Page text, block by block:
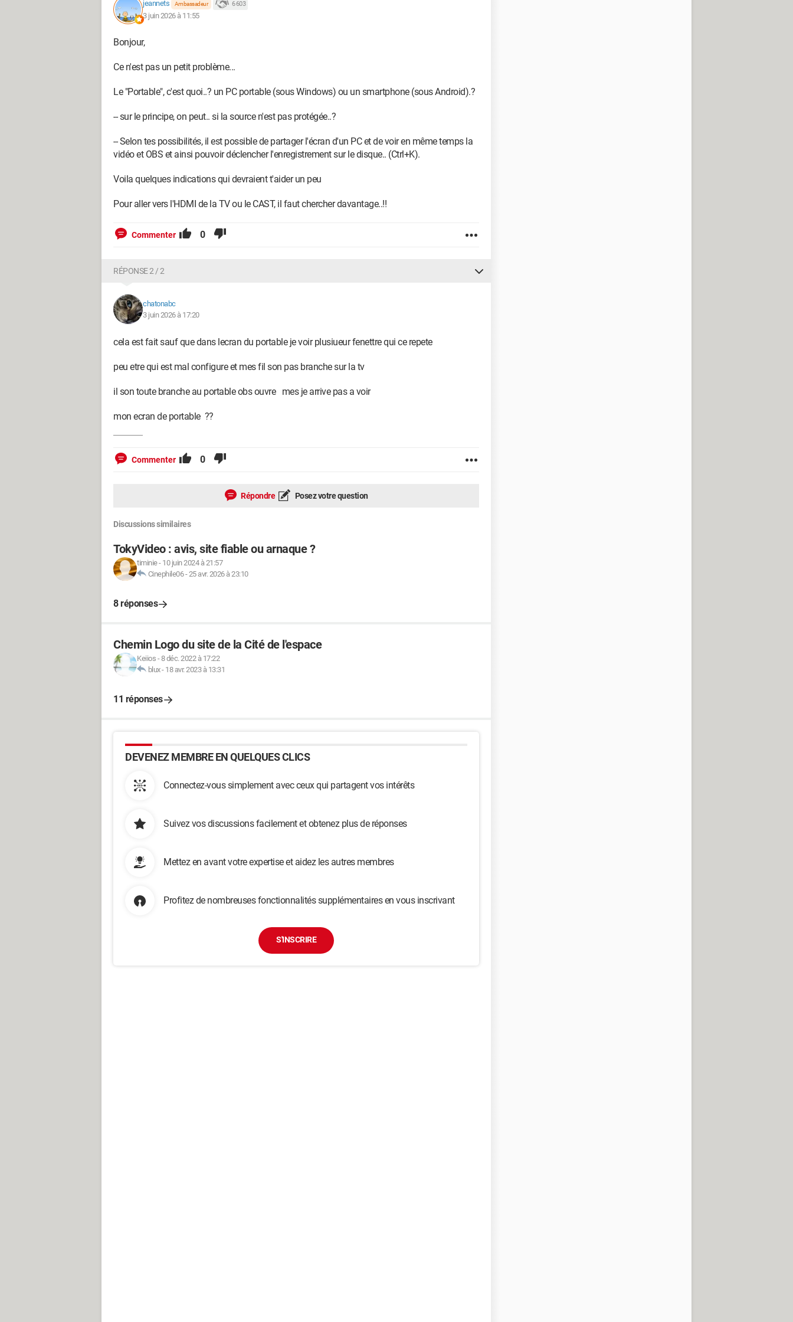
avec le HDTV VIDEO CAPTURE pour enregistre le video
que j'ai sur un lien
vous remercie aide pour pouvoir regle ce petit probleme
chatonabc
Daniel
jeannets Ambassadeur 6 603
3 juin 2026 à 11:55
Bonjour,
Ce n'est pas un petit problème...
Le "Portable", c'est quoi..? un PC portable (sous Windows) ou un smartphone (sous Android).?
-- sur le principe, on peut.. si la source n'est pas protégée..?
-- Selon tes possibilités, il est possible de partager l'écran d'un PC et de voir en même temps la
vidéo et OBS et ainsi pouvoir déclencher l'enregistrement sur le disque.. (Ctrl+K).
Voila quelques indications qui devraient t'aider un peu
Pour aller vers l'HDMI de la TV ou le CAST, il faut chercher davantage..!!
Commenter 0
RÉPONSE 2 / 2
chatonabc
3 juin 2026 à 17:20
cela est fait sauf que dans lecran du portable je voir plusiueur fenettre qui ce repete
peu etre qui est mal configure et mes fil son pas branche sur la tv
il son toute branche au portable obs ouvre mes je arrive pas a voir
mon ecran de portable ??
Commenter 0
Répondre Posez votre question
Discussions similaires
TokyVideo : avis, site fiable ou arnaque ?
timinie- 10 juin 2024 à 21:57
Cinephile06-25 avr. 2026 à 23:10
8 réponses
Chemin Logo du site de la Cité de l'espace
Keiios -8 déc. 2022 à 17:22
blux- 18 avr. 2023 à 13:31
11 réponses
DEVENEZ MEMBRE EN QUELQUES CLICS
Connectez-vous simplement avec ceux qui partagent vos intérêts
Suivez vos discussions facilement et obtenez plus de réponses
Mettez en avant votre expertise et aidez les autres membres
Profitez de nombreuses fonctionnalités supplémentaires en vous inscrivant
S'INSCRIRE